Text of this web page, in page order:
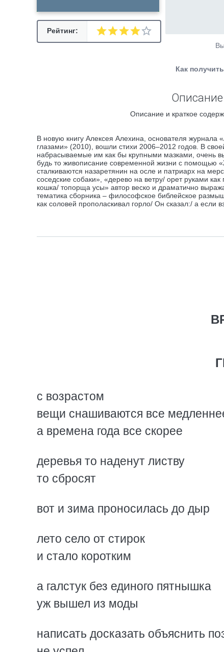
Рейтинг:
Как
Описание и краткое
В новую книгу Алексея Алехина, основателя
глазами» (2010), вошли стихи 2006–2012 годов. В
набрасываемые им как бы крупными мазками, очень
будь то живописание современной жизни с помощью
сталкиваются назаретянин на осле и патриарх на
соседские собаки», «дерево на ветру/ орет руками
кошка/ топорща усы» автор веско и драматично
тематика сборника – философское библейское
как соловей прополаскивал горло/ Он сказал:/ а если
с возрастом
вещи снашиваются все
а времена года все скорее
деревья то наденут листву
то сбросят
вот и зима проносилась до дыр
лето село от стирок
и стало коротким
а галстук без единого пятнышка
уж вышел из моды
написать досказать объяснить